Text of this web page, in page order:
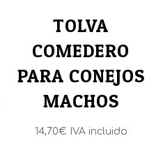
TOLVA
COMEDERO
PARA CONEJOS
MACHOS
14,70€ IVA incluido